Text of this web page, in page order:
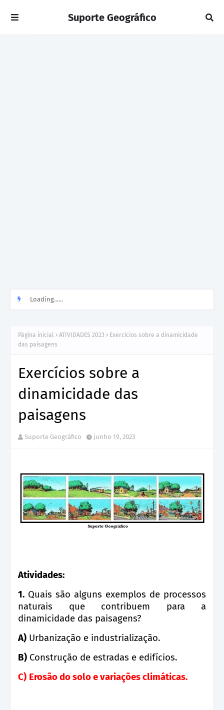
Suporte Geográfico
Loading......
Página inicial ATIVIDADES 2023
Exercícios sobre a dinamicidade
das paisagens
Exercícios sobre a
dinamicidade das
paisagens
Suporte Geográfico junho 19, 2023
Atividades:
1. Quais são alguns exemplos de processos
naturais que contribuem para a
dinamicidade das paisagens?
A) Urbanização e industrialização.
B) Construção de estradas e edifícios.
C) Erosão do solo e variações climáticas.